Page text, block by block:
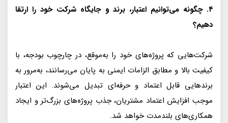
۴. چگونه می‌توانیم اعتبار، برند و جایگاه شرکت خود را ارتقا
دهیم؟
شرکت‌هایی که پروژه‌های خود را به‌موقع، در چارچوب بودجه، با
کیفیت بالا و مطابق الزامات ایمنی به پایان می‌رسانند، به‌مرور به
برندهایی قابل اعتماد و حرفه‌ای تبدیل می‌شوند. این اعتبار
موجب افزایش اعتماد مشتریان، جذب پروژه‌های بزرگ‌تر و ایجاد
همکاری‌های بلندمدت خواهد شد.